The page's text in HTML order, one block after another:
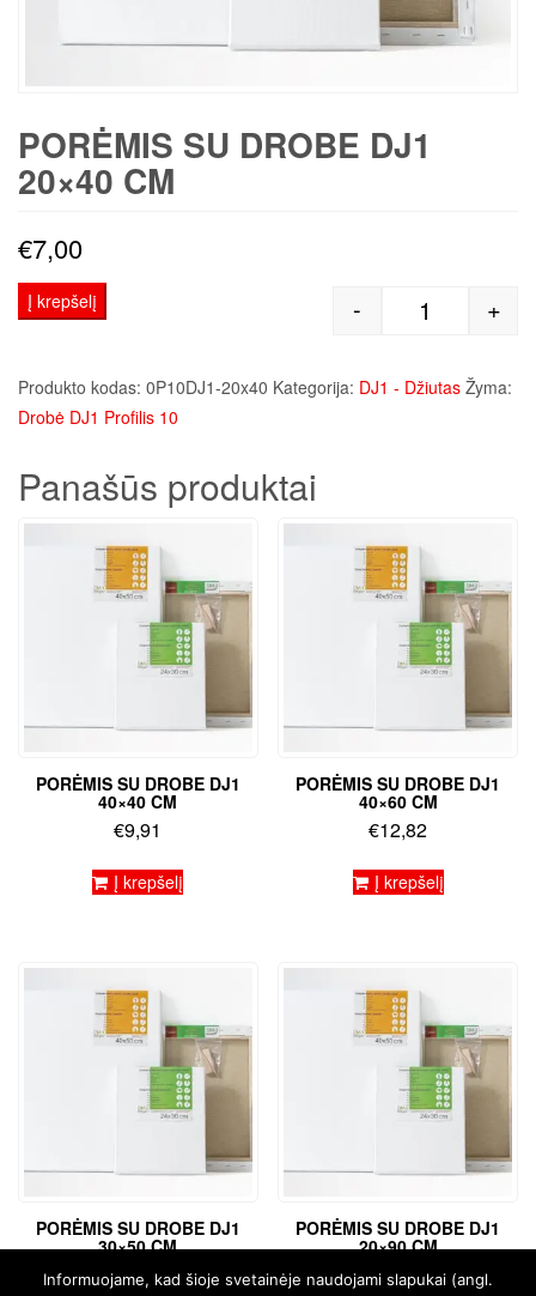
PORĖMIS SU DROBE DJ1
20×40 CM
€7,00
produkto
- +
Į krepšelį
Produkto kodas: 0P10DJ1-20x40 Kategorija: DJ1 - Džiutas Žyma:
Drobė DJ1 Profilis 10
Panašūs produktai
PORĖMIS SU DROBE DJ1
40×40 CM
€9,91
Į krepšelį
PORĖMIS SU DROBE DJ1
40×60 CM
€12,82
Į krepšelį
PORĖMIS SU DROBE DJ1
30×50 CM
€9,74
PORĖMIS SU DROBE DJ1
20×90 CM
€14,76
Informuojame, kad šioje svetainėje naudojami slapukai (angl.